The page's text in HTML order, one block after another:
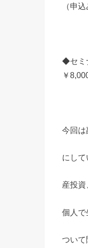
（申
◆セミ
￥
今回は
にし
産投
個人で
ついて